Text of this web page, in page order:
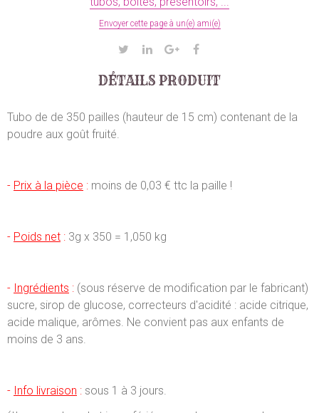
Envoyer cette page à un(e) ami(e)
DÉTAILS PRODUIT
Tubo de de 350 pailles (hauteur de 15 cm) contenant de la
poudre aux goût fruité.
- Prix à la pièce : moins de 0,03 € ttc la paille !
- Poids net : 3g x 350 = 1,050 kg
- Ingrédients : (sous réserve de modification par le fabricant)
sucre, sirop de glucose, correcteurs d'acidité : acide citrique,
acide malique, arômes. Ne convient pas aux enfants de
moins de 3 ans.
- Info livraison : sous 1 à 3 jours.